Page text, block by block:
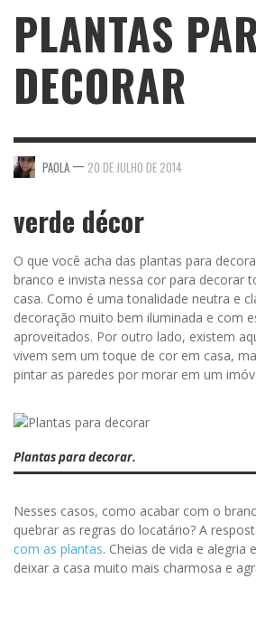
PLANTAS
DECORAR
PAOLA — 20 DE JULHO DE 2014
verde décor
O que você acha das plantas para
branco e invista nessa cor para decorar
casa. Como é uma tonalidade neutra e
decoração muito bem iluminada e com
aproveitados. Por outro lado, existem
vivem sem um toque de cor em casa,
pintar as paredes por morar em um
Plantas para decorar.
Nesses casos, como acabar com o
quebrar as regras do locatário? A
com as plantas. Cheias de vida e alegria
deixar a casa muito mais charmosa e